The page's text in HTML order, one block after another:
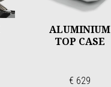
ALUMINIUM
TOP CASE
€ 629